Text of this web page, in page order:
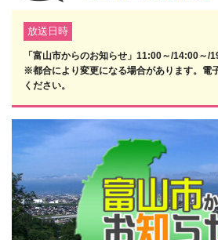
放送日時
「富山市からのお知らせ」11:00～/14:00～/
※都合により変更になる場合があります。電
ください。